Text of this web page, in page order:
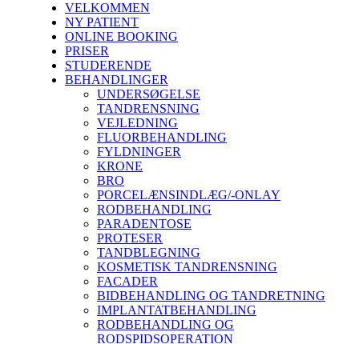
VELKOMMEN
NY PATIENT
ONLINE BOOKING
PRISER
STUDERENDE
BEHANDLINGER
UNDERSØGELSE
TANDRENSNING
VEJLEDNING
FLUORBEHANDLING
FYLDNINGER
KRONE
BRO
PORCELÆNSINDLÆG/-ONLAY
RODBEHANDLING
PARADENTOSE
PROTESER
TANDBLEGNING
KOSMETISK TANDRENSNING
FACADER
BIDBEHANDLING OG TANDRETNING
IMPLANTATBEHANDLING
RODBEHANDLING OG
RODSPIDSOPERATION